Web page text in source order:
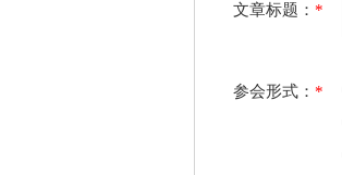
文章标题： *
参会形式： *